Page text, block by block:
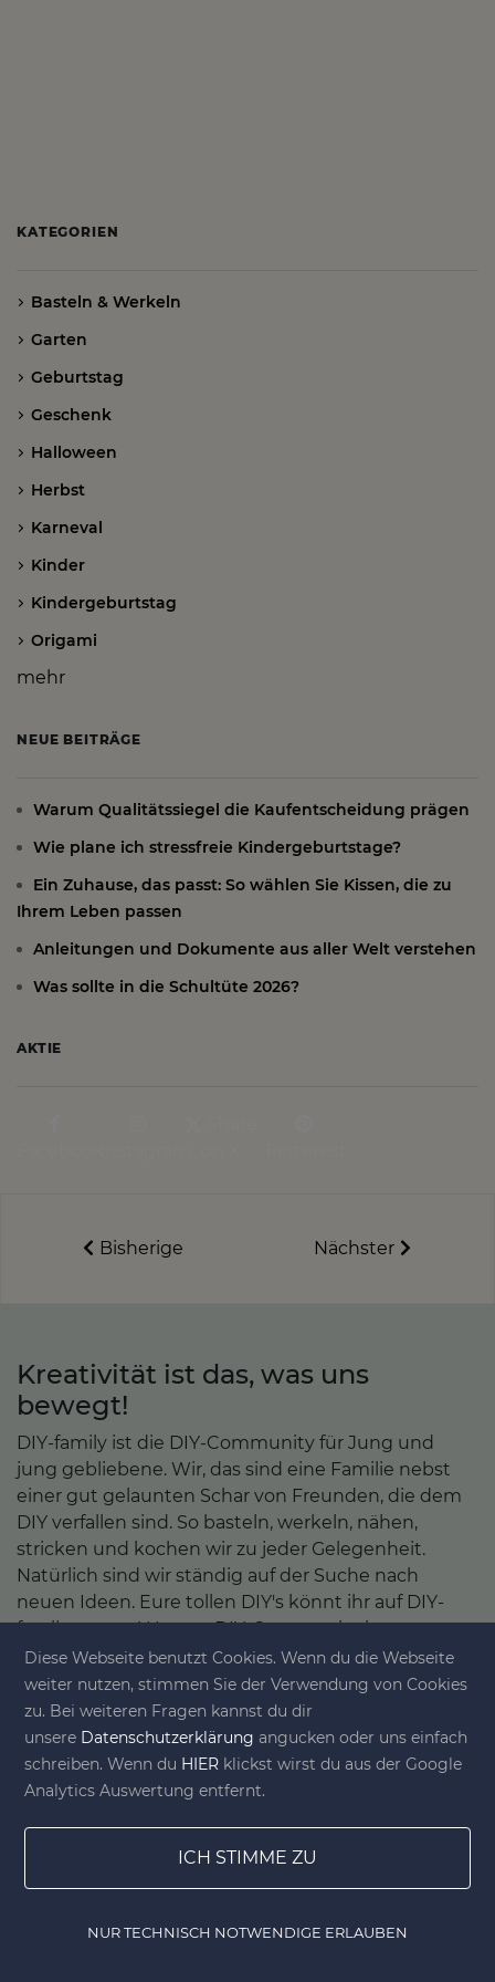
KATEGORIEN
Basteln & Werkeln
Garten
Geburtstag
Geschenk
Halloween
Herbst
Karneval
Kinder
Kindergeburtstag
Origami
mehr
NEUE BEITRÄGE
Warum Qualitätssiegel die Kaufentscheidung prägen
Wie plane ich stressfreie Kindergeburtstage?
Ein Zuhause, das passt: So wählen Sie Kissen, die zu
Ihrem Leben passen
Anleitungen und Dokumente aus aller Welt verstehen
Was sollte in die Schultüte 2026?
AKTIE
Bisherige Nächster
Kreativität ist das, was uns
bewegt!
DIY-family ist die DIY-Community für Jung und
jung gebliebene. Wir, das sind eine Familie nebst
einer gut gelaunten Schar von Freunden, die dem
DIY verfallen sind. So basteln, werkeln, nähen,
stricken und kochen wir zu jeder Gelegenheit.
Natürlich sind wir ständig auf der Suche nach
neuen Ideen. Eure tollen DIY's könnt ihr auf DIY-
family posten! Unsere DIY-Community ist
interessiert an einer Vielzahl verschiedener Themen
rund ums Selbermachen wie z.B. Stricken, Nähen,
Upcycling, Dekoration, Geschenke, Rezepte,
Einrichtung und, und, und ... Wir wünschen euch
viel Spaß beim Erkunden unserer Fundstücke und
natürlich für eure eigenen DIY-Projekte.
Diese Webseite benutzt Cookies. Wenn du die Webseite
weiter nutzen, stimmen Sie der Verwendung von Cookies
zu. Bei weiteren Fragen kannst du dir
unsere Datenschutzerklärung angucken oder uns einfach
schreiben. Wenn du HIER klickst wirst du aus der Google
Analytics Auswertung entfernt.
ICH STIMME ZU
NUR TECHNISCH NOTWENDIGE ERLAUBEN